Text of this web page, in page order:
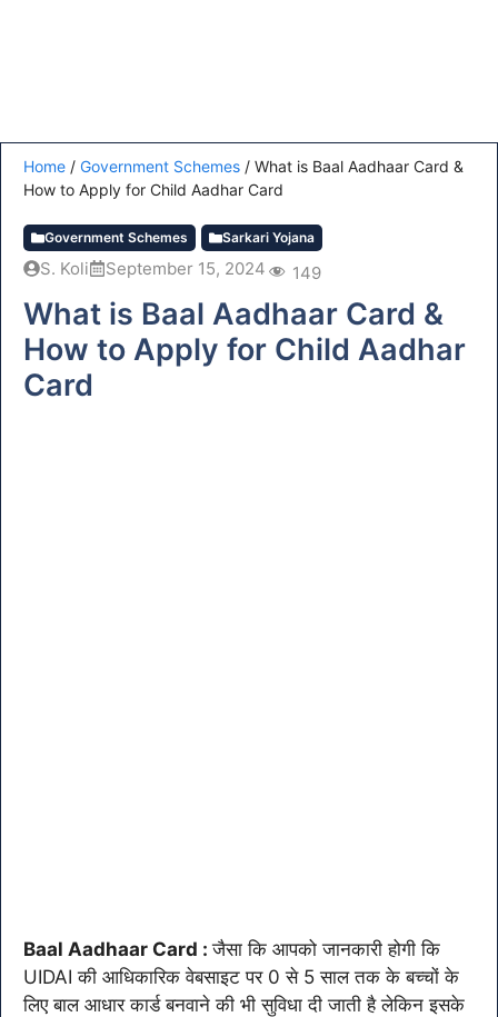
Home / Government Schemes / What is Baal Aadhaar Card &
How to Apply for Child Aadhar Card
Government Schemes Sarkari Yojana
S. Koli September 15, 2024 149
What is Baal Aadhaar Card &
How to Apply for Child Aadhar
Card
Baal Aadhaar Card :जैसा कि आपको जानकारी होगी कि
UIDAI की आधिकारिक वेबसाइट पर 0 से 5 साल तक के बच्चों के
लिए बाल आधार कार्ड बनवाने की भी सुविधा दी जाती है लेकिन इसके